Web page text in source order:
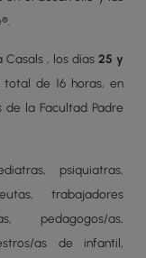
Casals , los días25 y
de 16 horas, en
de la Facultad Padre
psiquiatras,
trabajadores
pedagogos/as,
as de infantil,